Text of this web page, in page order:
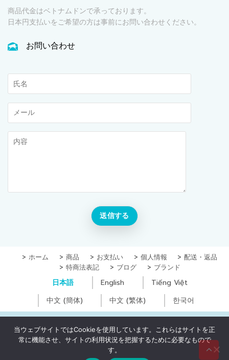
商品代金はベトナムドンで承っております。
日本円支払いをご希望の方は事前にお問い合わせください。
お問い合わせ
ホーム 商品 お支払い 個人情報
配送・返品
特商法表記
ブログ ブランド
日本語 English
Tiếng Việt
中文 (簡体)
中文 (繁体) 한국어
0₫
当ウェブサイトではCookieを使用しています。これらはサイトを正
常に機能させ、サイトの利用状況を把握するために必要なもので
す。